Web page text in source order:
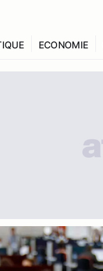
ECONOMIE